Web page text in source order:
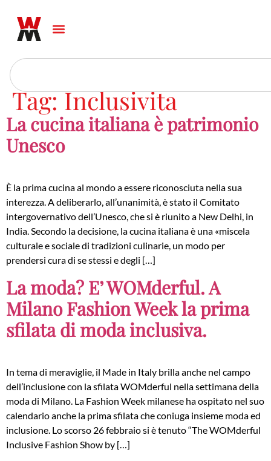
Tag:Inclusivita
La cucina italiana è patrimonio
Unesco
È la prima cucina al mondo a essere riconosciuta nella sua
interezza. A deliberarlo, all’unanimità, è stato il Comitato
intergovernativo dell’Unesco, che si è riunito a New Delhi, in
India. Secondo la decisione, la cucina italiana è una «miscela
culturale e sociale di tradizioni culinarie, un modo per
prendersi cura di se stessi e degli […]
La moda? E’ WOMderful. A
Milano Fashion Week la prima
sfilata di moda inclusiva.
In tema di meraviglie, il Made in Italy brilla anche nel campo
dell’inclusione con la sfilata WOMderful nella settimana della
moda di Milano. La Fashion Week milanese ha ospitato nel suo
calendario anche la prima sfilata che coniuga insieme moda ed
inclusione. Lo scorso 26 febbraio si è tenuto “The WOMderful
Inclusive Fashion Show by […]